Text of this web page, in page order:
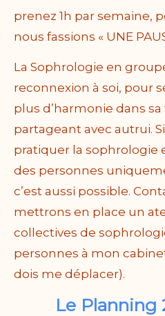
prenez 1h par semaine,
nous fassions « UNE
La Sophrologie en
reconnexion à soi, pour
plus d’harmonie dans
partageant avec autrui. S
pratiquer la sophrologie
des personnes
c’est aussi possible.
mettrons en place un
collectives de
personnes à mon
dois me déplacer).
Le Planning